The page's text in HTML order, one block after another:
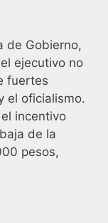
de Gobierno,
ejecutivo no
fuertes
el oficialismo.
incentivo
de la
pesos,